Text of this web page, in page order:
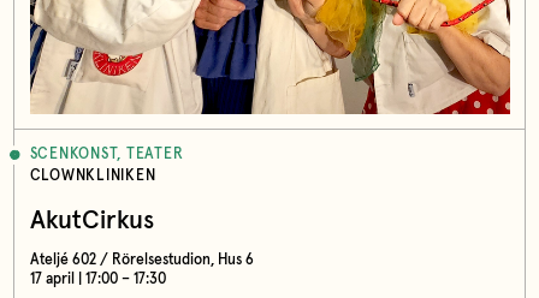
SCENKONST, TEATER
CLOWNKLINIKEN
AkutCirkus
Ateljé 602 / Rörelsestudion, Hus 6
17 april | 17:00 – 17:30